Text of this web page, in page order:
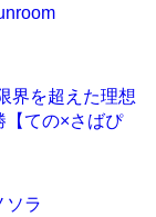
界を超えた理想
【ての×さばぴ
ソラ